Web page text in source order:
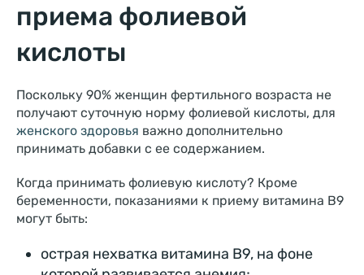
приема фолиевой
кислоты
Поскольку 90% женщин фертильного возраста не
получают суточную норму фолиевой кислоты, для
женского здоровья важно дополнительно
принимать добавки с ее содержанием.
Когда принимать фолиевую кислоту? Кроме
беременности, показаниями к приему витамина В9
могут быть:
острая нехватка витамина В9, на фоне